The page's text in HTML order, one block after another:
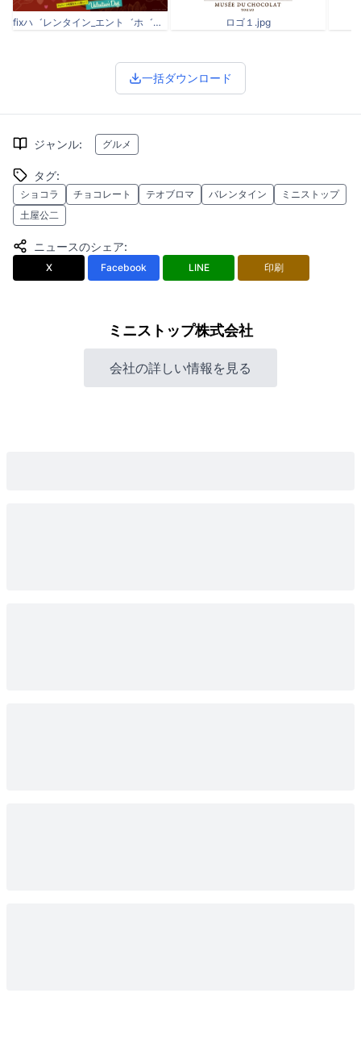
fixハ゛レンタイン_エント゛ホ゛ート゛ol_アートホ゛ート゛ 1.jpg ロゴ１.jpg
一括ダウンロード
ジャンル: グルメ
タグ:
ショコラ チョコレート テオブロマ バレンタイン
ミニストップ
土屋公二
ニュースのシェア:
X Facebook LINE 印刷
ミニストップ株式会社
会社の詳しい情報を見る